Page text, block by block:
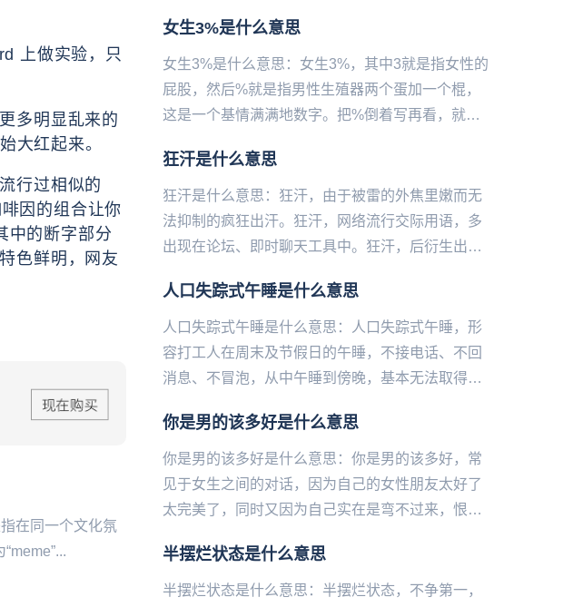
上做实验，只
多明显乱来的
大红起来。
行过相似的
因的组合让你
中的断字部分
色鲜明，网友
在同一个文化氛
女生3%是什么意思
女生3%是什么意思：女生3%，其中3就是指女性的
屁股，然后%就是指男性生殖器两个蛋加一个棍，
这是一个基情满满地数字。把%倒着写再看，就会
的话就别再等了，赶紧...
狂汗是什么意思
狂汗是什么意思：狂汗，由于被雷的外焦里嫩而无
法抑制的疯狂出汗。狂汗，网络流行交际用语，多
出现在论坛、即时聊天工具中。狂汗，后衍生出一
汗等。狂汗属于其中被网友...
人口失踪式午睡是什么意思
人口失踪式午睡是什么意思：人口失踪式午睡，形
容打工人在周末及节假日的午睡，不接电话、不回
消息、不冒泡，从中午睡到傍晚，基本无法取得联
你是男的该多好是什么意思
你是男的该多好是什么意思：你是男的该多好，常
见于女生之间的对话，因为自己的女性朋友太好了
太完美了，同时又因为自己实在是弯不过来，恨夭
多好！——微博@语文指挥...
半摆烂状态是什么意思
半摆烂状态是什么意思：半摆烂状态，不争第一，